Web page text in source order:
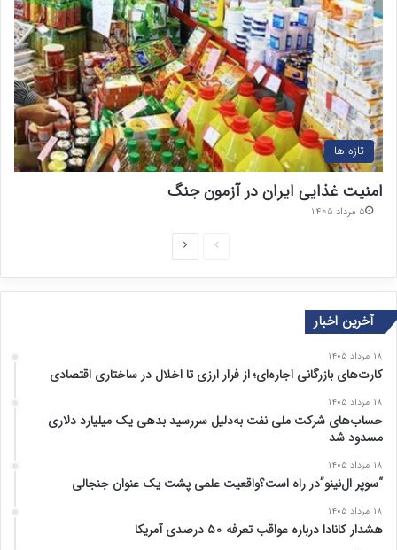
تازه ها
امنیت غذایی ایران در آزمون جنگ
۵ مرداد ۱۴۰۵
ح
ب
ی
ح
ع
ی
آخرین اخبار
۱۸ مرداد ۱۴۰۵
کارت‌های بازرگانی اجاره‌ای؛ از فرار ارزی تا اخلال در ساختاری اقتصادی
۱۸ مرداد ۱۴۰۵
حساب‌های شرکت ملی نفت به‌دلیل سررسید بدهی یک میلیارد دلاری
مسدود شد
۱۸ مرداد ۱۴۰۵
“سوپر ال‌نینو”در راه است؟واقعیت علمی پشت یک عنوان جنجالی
۱۸ مرداد ۱۴۰۵
هشدار کانادا درباره عواقب تعرفه ۵۰ درصدی آمریکا